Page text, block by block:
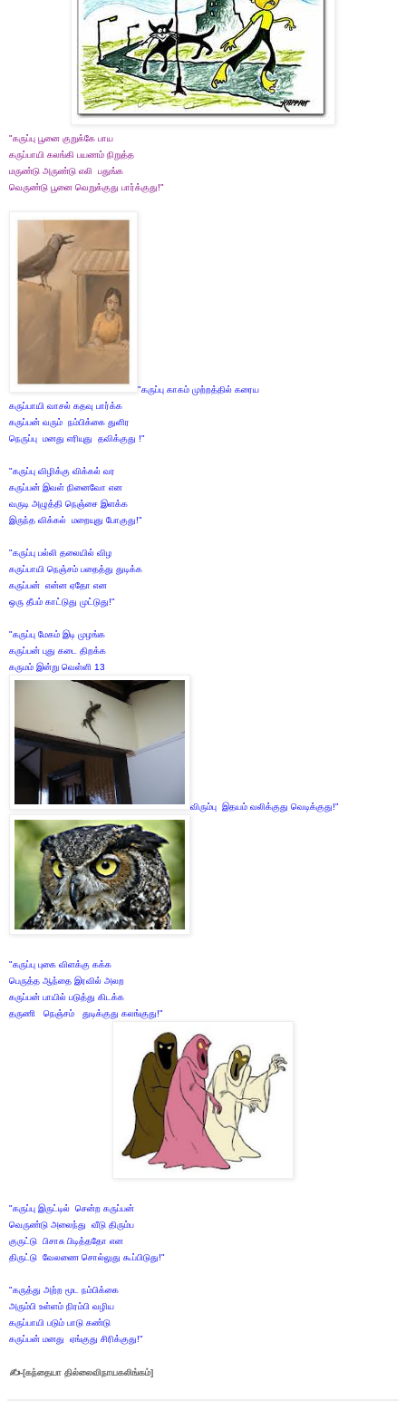
"கருப்பு பூனை குறுக்கே பாய
கருப்பாயி கலங்கி பயணம் நிறுத்த
மருண்டு அருண்டு எலி பதுங்க
வெருண்டு பூனை வெறுக்குது பார்க்குது!"
"கருப்பு காகம் முற்றத்தில் கரைய
கருப்பாயி வாசல் கதவு பார்க்க
கருப்பன் வரும் நம்பிக்கை துளிர
நெருப்பு மனது எரியுது தவிக்குது !"
"கருப்பு விழிக்கு விக்கல் வர
கருப்பன் இவள் நினைவோ என
வருடி அழுத்தி நெஞ்சை இளக்க
இருந்த விக்கல் மறையுது போகுது!"
"கருப்பு பல்லி தலையில் விழ
கருப்பாயி நெஞ்சம் பதைத்து துடிக்க
கருப்பன் என்ன ஏதோ என
ஒரு தீபம் காட்டுது முட்டுது!"
"கருப்பு மேகம் இடி முழங்க
கருப்பன் புது கடை திறக்க
கருமம் இன்று வெள்ளி 13
விரும்பு இதயம் வலிக்குது வெடிக்குது!"
"கருப்பு புகை விளக்கு கக்க
பெருத்த ஆந்தை இரவில் அலற
கருப்பன் பாயில் படுத்து கிடக்க
தருணி நெஞ்சம் துடிக்குது கலங்குது!"
"கருப்பு இருட்டில் சென்ற கருப்பன்
வெருண்டு அலைந்து வீடு திரும்ப
குருட்டு பிசாசு பிடித்ததோ என
திருட்டு வேலணை சொல்லுது கூப்பிடுது!"
"கருத்து அற்ற மூட நம்பிக்கை
அரும்பி உள்ளம் நிரம்பி வழிய
கருப்பாயி படும் பாடு கண்டு
கருப்பன் மனது ஏங்குது சிரிக்குது!"
✍-[கந்தையா தில்லைவிநாயகலிங்கம்]